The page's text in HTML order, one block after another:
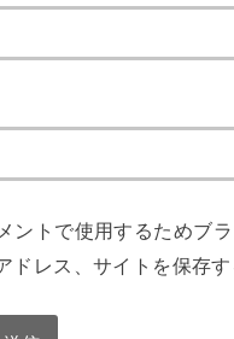
ントで使用するためブ
ドレス、サイトを保存す